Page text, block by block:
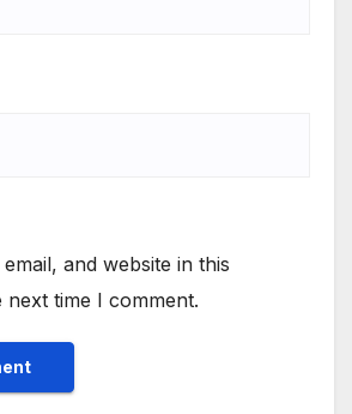
and website in this
time I comment.